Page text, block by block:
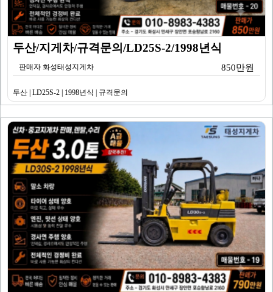
두산/지게차/규격문의/LD25S-2/1998년식
판매자 화성태성지게차 850만원
두산 | LD25S-2 | 1998년식 | 규격문의